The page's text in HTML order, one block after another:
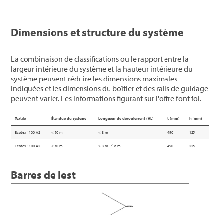
Dimensions et structure du système
La combinaison de classifications ou le rapport entre la
largeur intérieure du système et la hauteur intérieure du
système peuvent réduire les dimensions maximales
indiquées et les dimensions du boîtier et des rails de guidage
peuvent varier. Les informations figurant sur l'offre font foi.
Textile Étendue du système Longueur de déroulement (AL) t (mm) h (mm)
Ecotex 1100 A2 < 50 m < 3 m 490 125
Ecotex 1100 A2 < 50 m > 3 m - ≤ 6 m 490 225
Barres de lest